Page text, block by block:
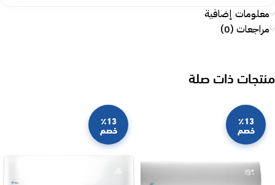
معلومات إضافية
مراجعات (0)
منتجات ذات صلة
٪13
خصم
٪13
خصم